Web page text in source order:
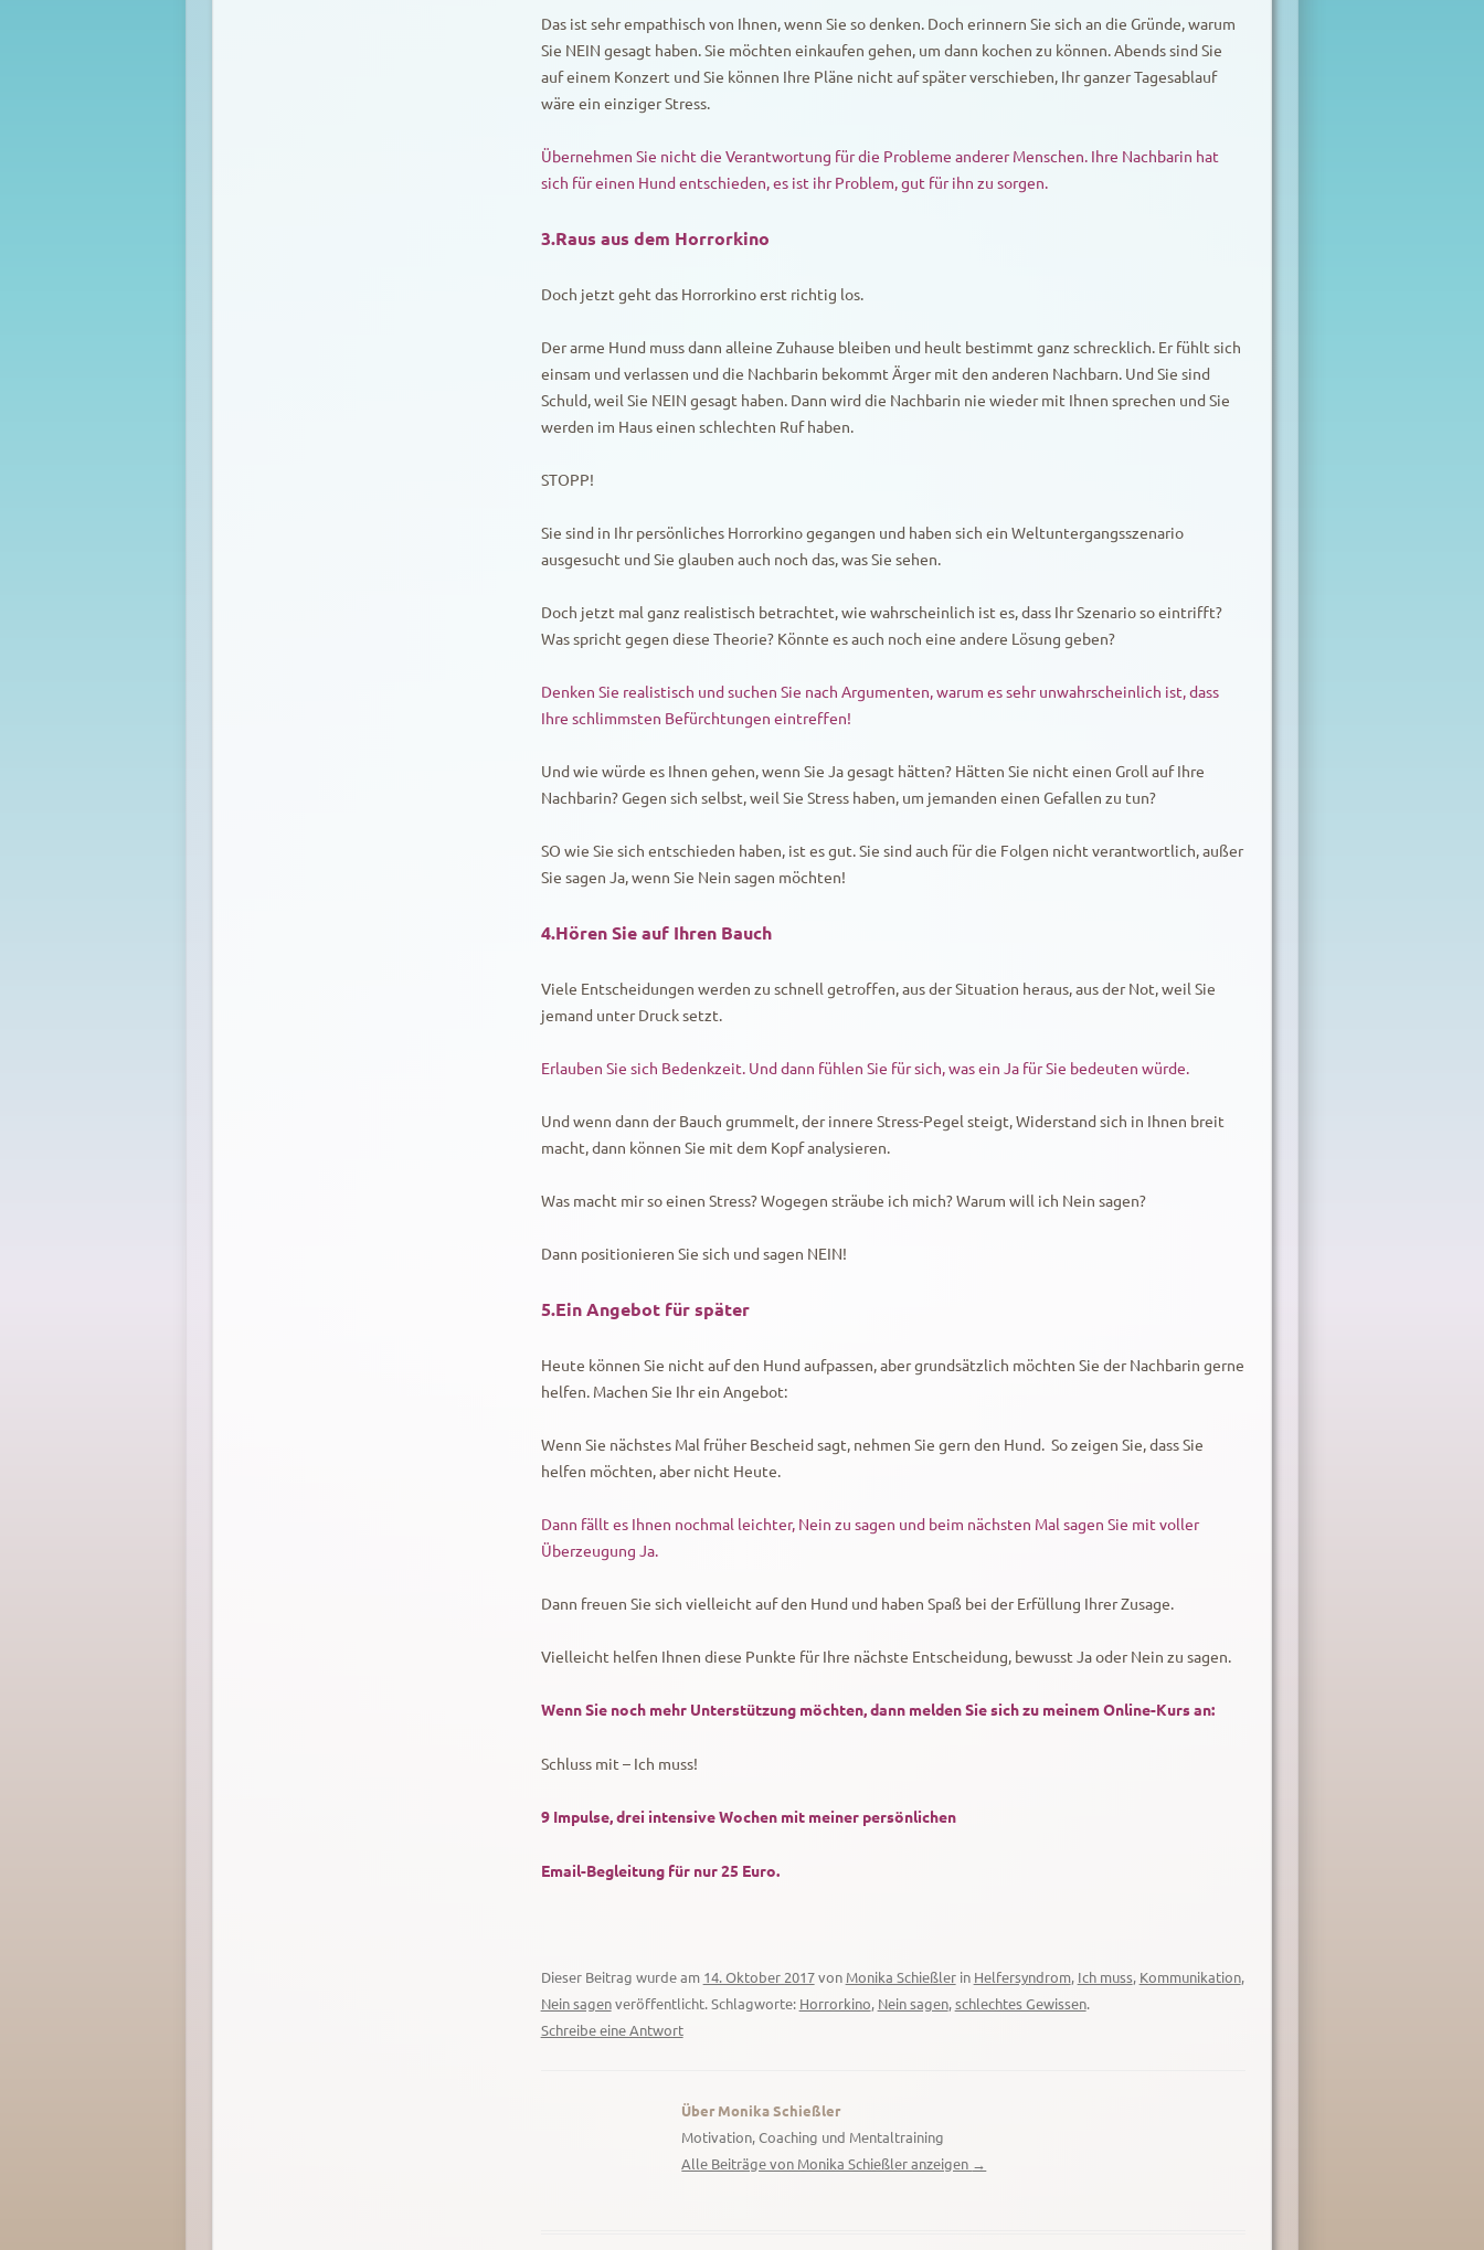
Das ist sehr empathisch von Ihnen, wenn Sie so denken. Doch erinnern Sie sich an die Gründe, warum
Sie NEIN gesagt haben. Sie möchten einkaufen gehen, um dann kochen zu können. Abends sind Sie
auf einem Konzert und Sie können Ihre Pläne nicht auf später verschieben, Ihr ganzer Tagesablauf
wäre ein einziger Stress.
Übernehmen Sie nicht die Verantwortung für die Probleme anderer Menschen. Ihre Nachbarin hat
sich für einen Hund entschieden, es ist ihr Problem, gut für ihn zu sorgen.
3.Raus aus dem Horrorkino
Doch jetzt geht das Horrorkino erst richtig los.
Der arme Hund muss dann alleine Zuhause bleiben und heult bestimmt ganz schrecklich. Er fühlt sich
einsam und verlassen und die Nachbarin bekommt Ärger mit den anderen Nachbarn. Und Sie sind
Schuld, weil Sie NEIN gesagt haben. Dann wird die Nachbarin nie wieder mit Ihnen sprechen und Sie
werden im Haus einen schlechten Ruf haben.
STOPP!
Sie sind in Ihr persönliches Horrorkino gegangen und haben sich ein Weltuntergangsszenario
ausgesucht und Sie glauben auch noch das, was Sie sehen.
Doch jetzt mal ganz realistisch betrachtet, wie wahrscheinlich ist es, dass Ihr Szenario so eintrifft?
Was spricht gegen diese Theorie? Könnte es auch noch eine andere Lösung geben?
Denken Sie realistisch und suchen Sie nach Argumenten, warum es sehr unwahrscheinlich ist, dass
Ihre schlimmsten Befürchtungen eintreffen!
Und wie würde es Ihnen gehen, wenn Sie Ja gesagt hätten? Hätten Sie nicht einen Groll auf Ihre
Nachbarin? Gegen sich selbst, weil Sie Stress haben, um jemanden einen Gefallen zu tun?
SO wie Sie sich entschieden haben, ist es gut. Sie sind auch für die Folgen nicht verantwortlich, außer
Sie sagen Ja, wenn Sie Nein sagen möchten!
4.Hören Sie auf Ihren Bauch
Viele Entscheidungen werden zu schnell getroffen, aus der Situation heraus, aus der Not, weil Sie
jemand unter Druck setzt.
Erlauben Sie sich Bedenkzeit. Und dann fühlen Sie für sich, was ein Ja für Sie bedeuten würde.
Und wenn dann der Bauch grummelt, der innere Stress-Pegel steigt, Widerstand sich in Ihnen breit
macht, dann können Sie mit dem Kopf analysieren.
Was macht mir so einen Stress? Wogegen sträube ich mich? Warum will ich Nein sagen?
Dann positionieren Sie sich und sagen NEIN!
5.Ein Angebot für später
Heute können Sie nicht auf den Hund aufpassen, aber grundsätzlich möchten Sie der Nachbarin gerne
helfen. Machen Sie Ihr ein Angebot:
Wenn Sie nächstes Mal früher Bescheid sagt, nehmen Sie gern den Hund. So zeigen Sie, dass Sie
helfen möchten, aber nicht Heute.
Dann fällt es Ihnen nochmal leichter, Nein zu sagen und beim nächsten Mal sagen Sie mit voller
Überzeugung Ja.
Dann freuen Sie sich vielleicht auf den Hund und haben Spaß bei der Erfüllung Ihrer Zusage.
Vielleicht helfen Ihnen diese Punkte für Ihre nächste Entscheidung, bewusst Ja oder Nein zu sagen.
Wenn Sie noch mehr Unterstützung möchten, dann melden Sie sich zu meinem Online-Kurs an:
Schluss mit – Ich muss!
9 Impulse, drei intensive Wochen mit meiner persönlichen
Email-Begleitung für nur 25 Euro.
Dieser Beitrag wurde am 14. Oktober 2017von Monika Schießlerin Helfersyndrom, Ich muss, Kommunikation,
Nein sagenveröffentlicht. Schlagworte: Horrorkino, Nein sagen,schlechtes Gewissen.
Schreibe eine Antwort
Über Monika Schießler
Motivation, Coaching und Mentaltraining
Alle Beiträge von Monika Schießler anzeigen →